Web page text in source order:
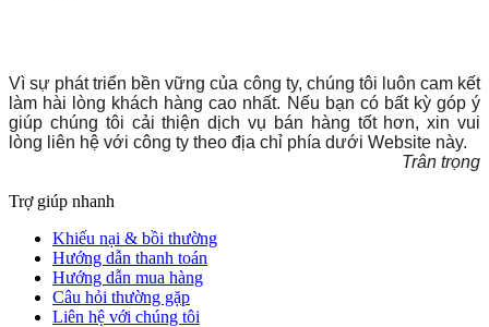
Vì sự phát triển bền vững của công ty, chúng tôi luôn cam kết
làm hài lòng khách hàng cao nhất. Nếu bạn có bất kỳ góp ý
giúp chúng tôi cải thiện dịch vụ bán hàng tốt hơn, xin vui
lòng liên hệ với công ty theo địa chỉ phía dưới Website này.
Trân trọng
Trợ giúp nhanh
Khiếu nại & bồi thường
Hướng dẫn thanh toán
Hướng dẫn mua hàng
Câu hỏi thường gặp
Liên hệ với chúng tôi